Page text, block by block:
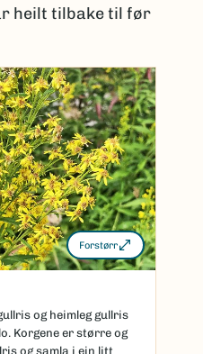
heilt tilbake til før
Forstørr
og heimleg gullris
Korgene er større og
og samla i ein litt